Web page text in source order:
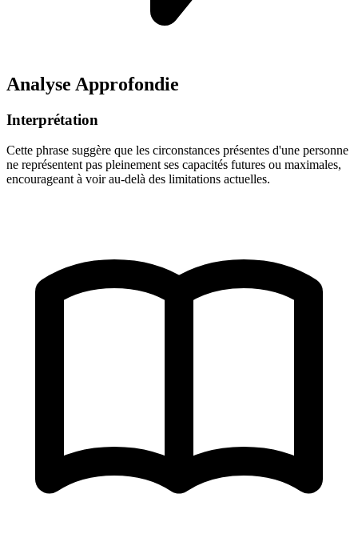
Analyse Approfondie
Interprétation
Cette phrase suggère que les circonstances présentes d'une personne
ne représentent pas pleinement ses capacités futures ou maximales,
encourageant à voir au-delà des limitations actuelles.